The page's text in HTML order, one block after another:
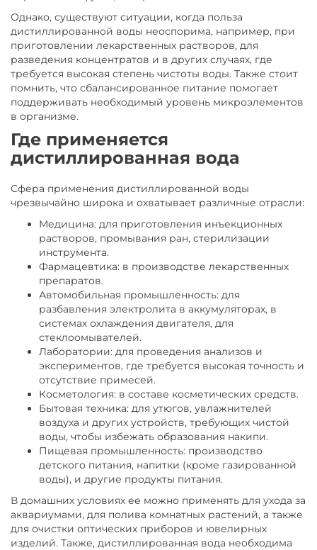
Однако, существуют ситуации, когда польза
дистиллированной воды неоспорима, например, при
приготовлении лекарственных растворов, для
разведения концентратов и в других случаях, где
требуется высокая степень чистоты воды. Также стоит
помнить, что сбалансированное питание помогает
поддерживать необходимый уровень микроэлементов
в организме.
Где применяется
дистиллированная вода
Сфера применения дистиллированной воды
чрезвычайно широка и охватывает различные отрасли:
Медицина: для приготовления инъекционных
растворов, промывания ран, стерилизации
инструмента.
Фармацевтика: в производстве лекарственных
препаратов.
Автомобильная промышленность: для
разбавления электролита в аккумуляторах, в
системах охлаждения двигателя, для
стеклоомывателей.
Лаборатории: для проведения анализов и
экспериментов, где требуется высокая точность и
отсутствие примесей.
Косметология: в составе косметических средств.
Бытовая техника: для утюгов, увлажнителей
воздуха и других устройств, требующих чистой
воды, чтобы избежать образования накипи.
Пищевая промышленность: производство
детского питания, напитки (кроме газированной
воды), и другие продукты питания.
В домашних условиях ее можно применять для ухода за
аквариумами, для полива комнатных растений, а также
для очистки оптических приборов и ювелирных
изделий. Также, дистиллированная вода необходима